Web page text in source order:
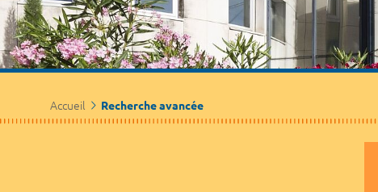
Accueil Recherche avancée